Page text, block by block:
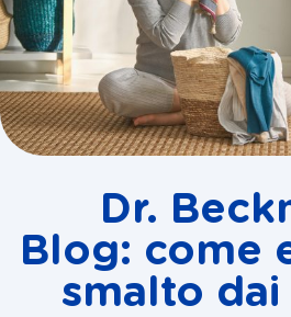
Dr.
Blog: come
smalto dai